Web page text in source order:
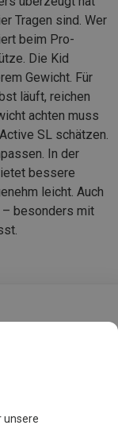
Tragen sind. Wer
beim Pro-
Die Kid
Gewicht. Für
läuft, reichen
achten muss
SL schätzen.
In der
bessere
leicht. Auch
besonders mit
unsere